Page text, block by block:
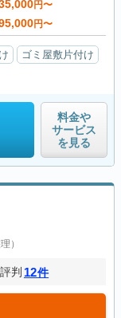
円〜
円〜
ゴミ屋敷片付け
料金や
サービス
を見る
）
判 12件